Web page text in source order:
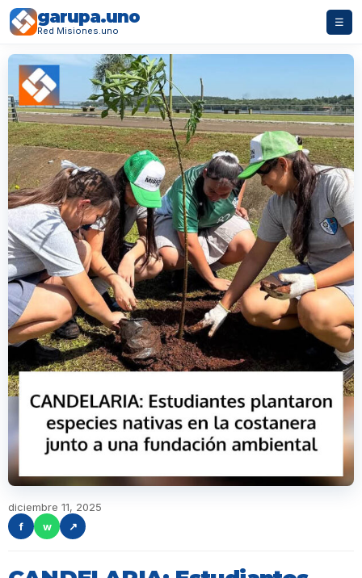
garupa.uno
Red Misiones.uno
☰
diciembre 11, 2025
f
w ↗